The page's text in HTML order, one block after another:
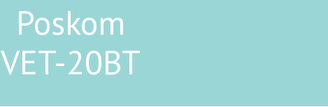
Poskom
VET-20BT